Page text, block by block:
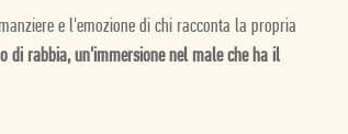
e l'emozione di chi racconta la propria
di rabbia, un'immersione nel male che ha il